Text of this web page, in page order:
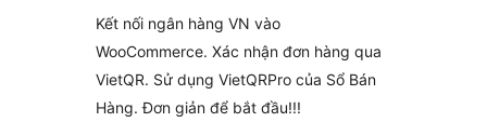
Kết nối ngân hàng VN vào
WooCommerce. Xác nhận đơn hàng qua
VietQR. Sử dụng VietQRPro của Sổ Bán
Hàng. Đơn giản để bắt đầu!!!